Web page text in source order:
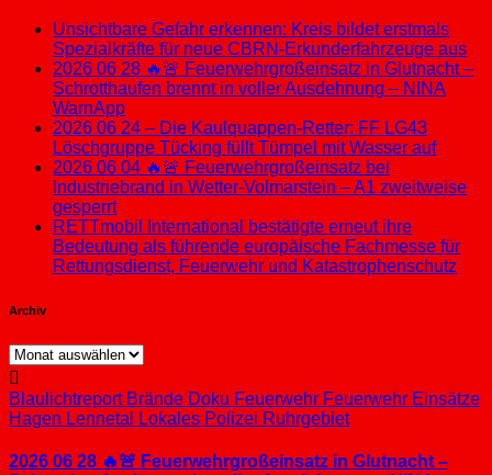
Unsichtbare Gefahr erkennen: Kreis bildet erstmals
Spezialkräfte für neue CBRN-Erkunderfahrzeuge aus
2026 06 28 🔥🚨 Feuerwehrgroßeinsatz in Glutnacht –
Schrotthaufen brennt in voller Ausdehnung – NINA
WarnApp
2026 06 24 – Die Kaulquappen-Retter: FF LG43
Löschgruppe Tücking füllt Tümpel mit Wasser auf
2026 06 04 🔥🚨 Feuerwehrgroßeinsatz bei
Industriebrand in Wetter-Volmarstein – A1 zweitweise
gesperrt
RETTmobil International bestätigte erneut ihre
Bedeutung als führende europäische Fachmesse für
Rettungsdienst, Feuerwehr und Katastrophenschutz
Archiv
Archiv
Blaulichtreport Brände Doku Feuerwehr Feuerwehr Einsätze
Hagen Lennetal Lokales Polizei Ruhrgebiet
2026 06 28 🔥🚨 Feuerwehrgroßeinsatz in Glutnacht –